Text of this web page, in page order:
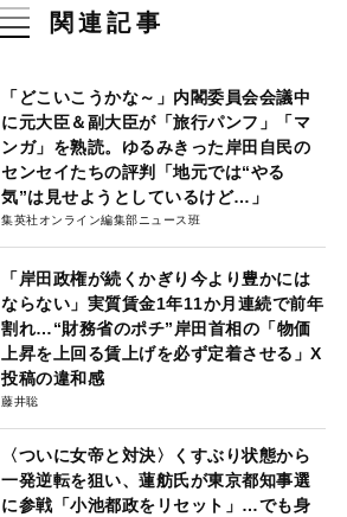
関連記事
「どこいこうかな～」内閣委員会会議中
に元大臣＆副大臣が「旅行パンフ」「マ
ンガ」を熟読。ゆるみきった岸田自民の
センセイたちの評判「地元では“やる
気”は見せようとしているけど…」
集英社オンライン編集部ニュース班
「岸田政権が続くかぎり今より豊かには
ならない」実質賃金1年11か月連続で前年
割れ…“財務省のポチ”岸田首相の「物価
上昇を上回る賃上げを必ず定着させる」X
投稿の違和感
藤井聡
〈ついに女帝と対決〉くすぶり状態から
一発逆転を狙い、蓮舫氏が東京都知事選
に参戦「小池都政をリセット」…でも身